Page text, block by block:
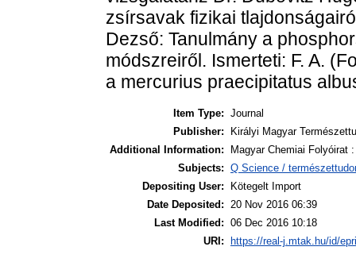
zsírsavak fizikai
Dezső: Tanulmány a
módszreiről. Ismerteti: F. A.
a mercurius praecipitatus
Item Type: Journal
Publisher:
Királyi Magyar
Additional Information:
Magyar Chemiai Folyóirat
Subjects: Q Science /
Depositing User:
Kötegelt Import
Date Deposited:
20 Nov 2016 06:39
Last Modified: 06 Dec 2016 10:18
URI: https://real-j.mtak.hu/id/